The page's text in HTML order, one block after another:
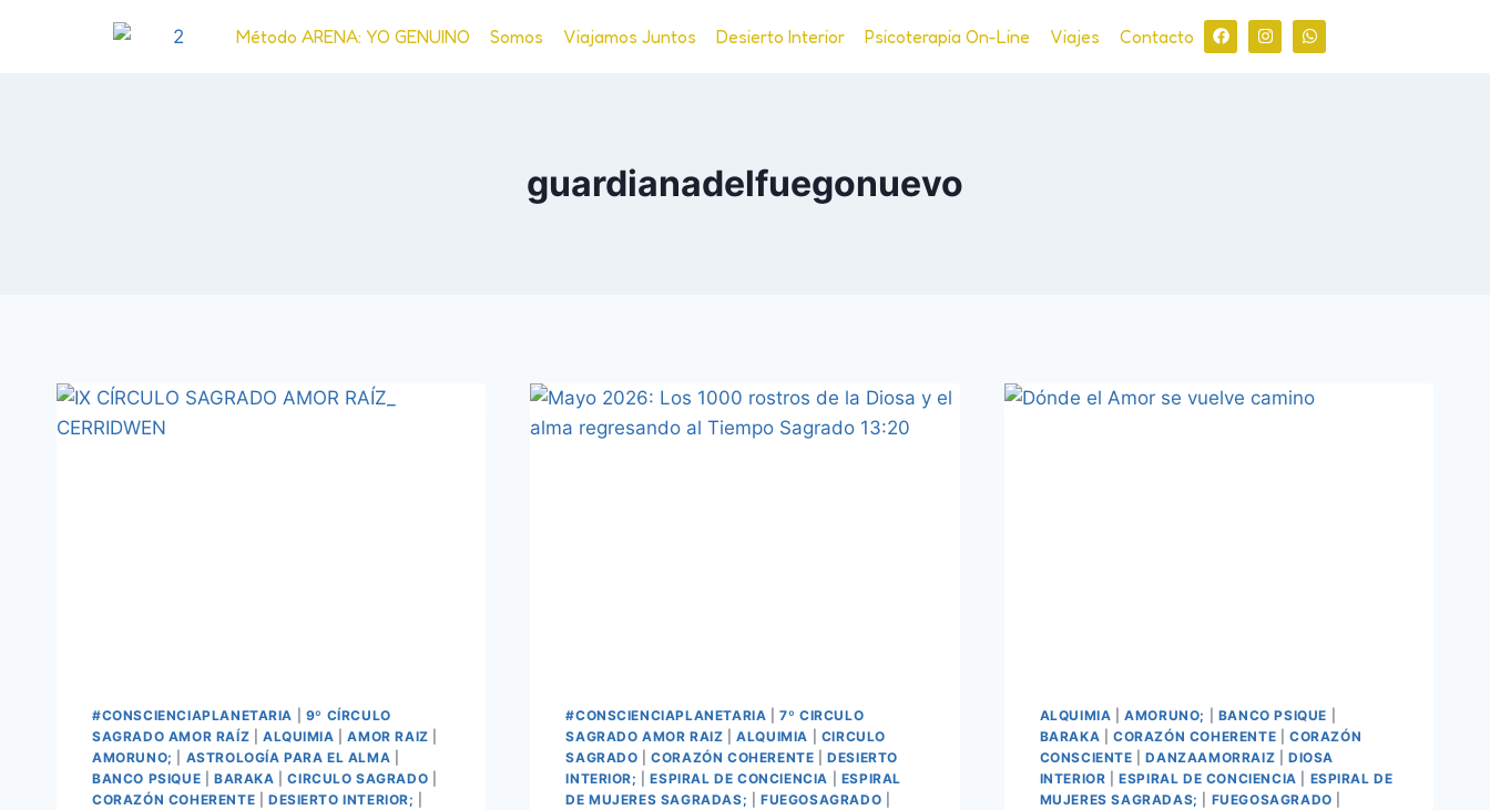
Método ARENA: YO GENUINO Somos Viajamos Juntos Desierto Interior Psicoterapia On-Line Viajes Contacto
guardianadelfuegonuevo
#CONSCIENCIAPLANETARIA
9º CÍRCULO
SAGRADO AMOR RAÍZ
ALQUIMIA |AMOR RAIZ
AMORUNO;
ASTROLOGÍA PARA EL ALMA
BANCO PSIQUE
BARAKA |CIRCULO SAGRADO
CORAZÓN COHERENTE
DESIERTO INTERIOR;
#CONSCIENCIAPLANETARIA |7º CIRCULO
SAGRADO AMOR RAIZ |ALQUIMIA
CIRCULO
SAGRADO |CORAZÓN COHERENTE |DESIERTO
INTERIOR;
|ESPIRAL DE CONCIENCIA
ESPIRAL
DE MUJERES SAGRADAS; |FUEGOSAGRADO
ALQUIMIA |AMORUNO; BANCO PSIQUE
BARAKA |CORAZÓN COHERENTE
CORAZÓN
CONSCIENTE |DANZAAMORRAIZ
DIOSA
INTERIOR |ESPIRAL DE CONCIENCIA
ESPIRAL DE
MUJERES SAGRADAS;
FUEGOSAGRADO